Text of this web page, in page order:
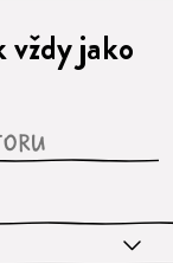
jako